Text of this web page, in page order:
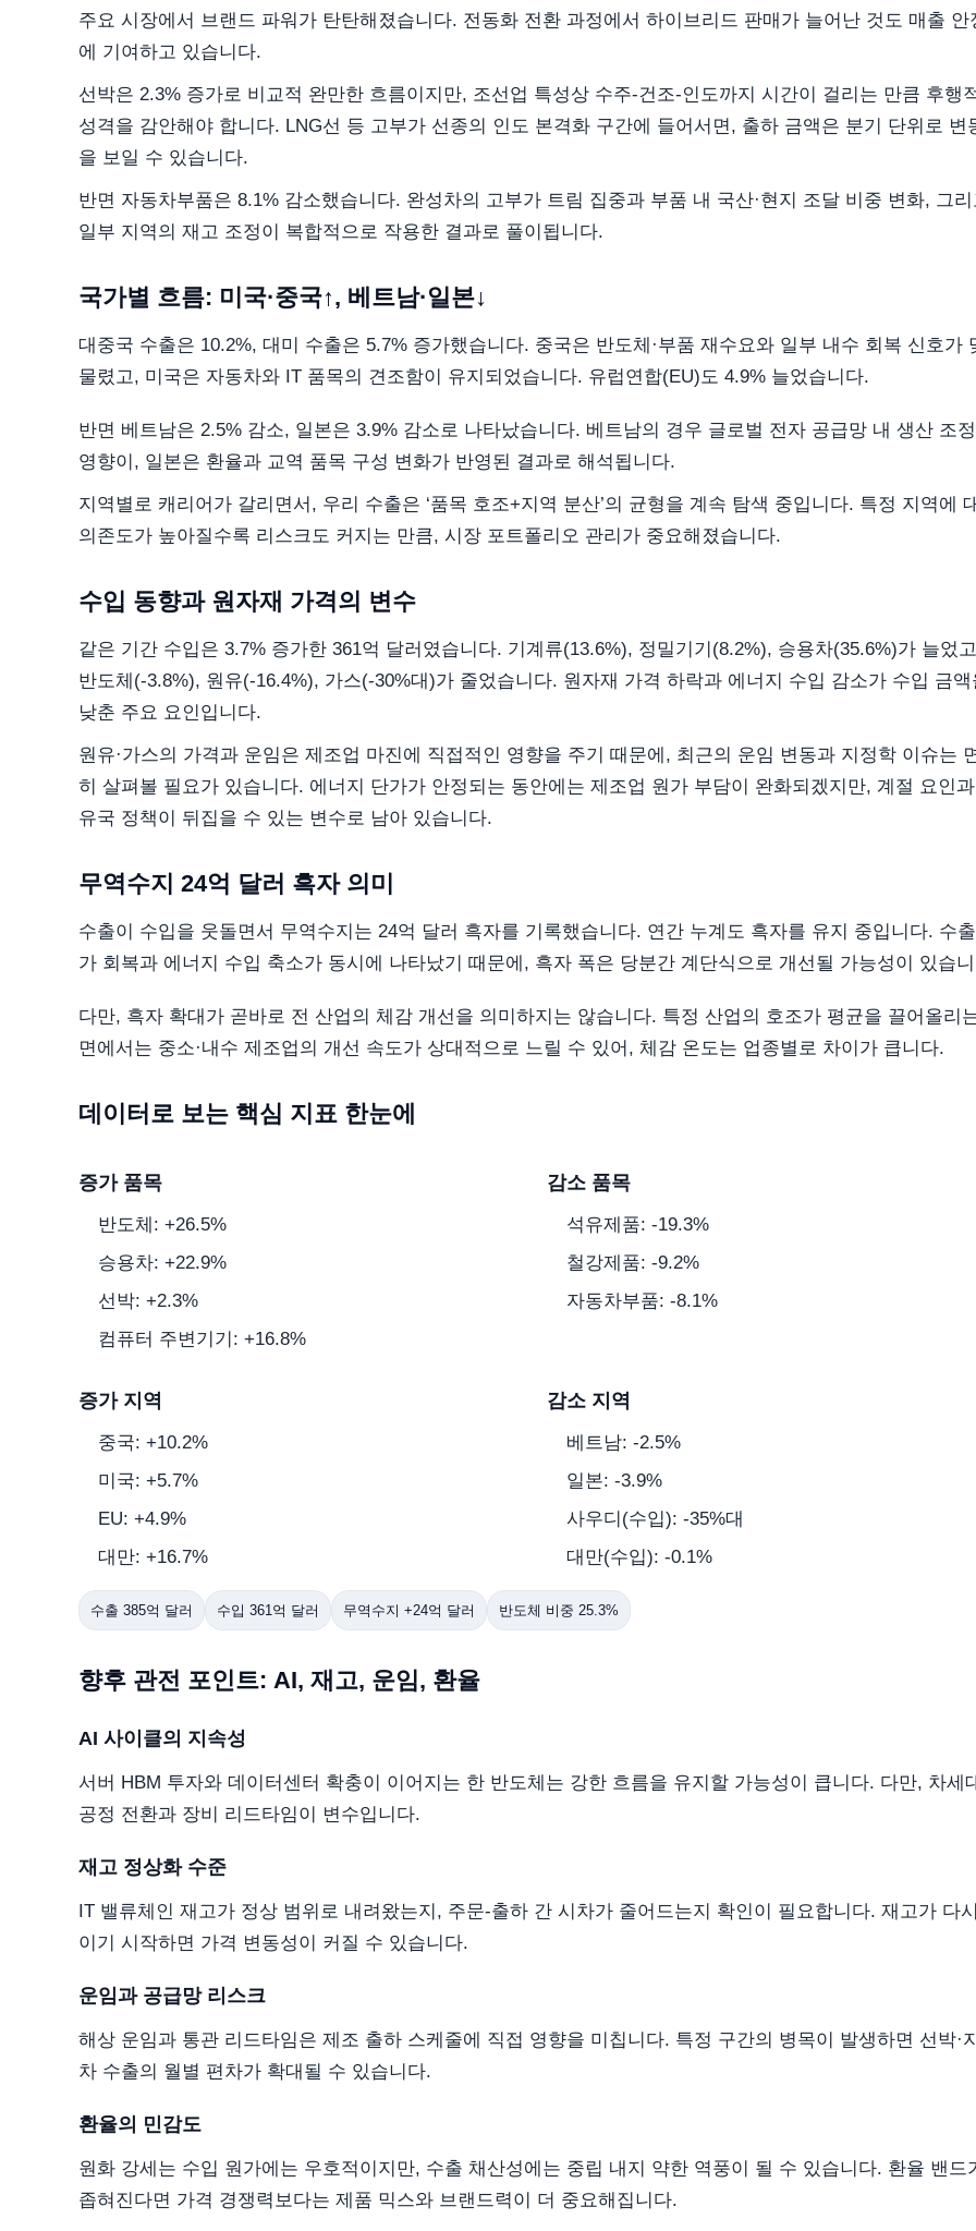
주요 시장에서 브랜드 파워가 탄탄해졌습니다. 전동화 전환 과정에서 하이브리드 판매가 늘어난 것도 매출 안
에 기여하고 있습니다.
선박은 2.3% 증가로 비교적 완만한 흐름이지만, 조선업 특성상 수주-건조-인도까지 시간이 걸리는 만큼 후행
성격을 감안해야 합니다. LNG선 등 고부가 선종의 인도 본격화 구간에 들어서면, 출하 금액은 분기 단위로 변
을 보일 수 있습니다.
반면 자동차부품은 8.1% 감소했습니다. 완성차의 고부가 트림 집중과 부품 내 국산·현지 조달 비중 변화, 그리
일부 지역의 재고 조정이 복합적으로 작용한 결과로 풀이됩니다.
국가별 흐름: 미국·중국↑, 베트남·일본↓
대중국 수출은 10.2%, 대미 수출은 5.7% 증가했습니다. 중국은 반도체·부품 재수요와 일부 내수 회복 신호가
물렸고, 미국은 자동차와 IT 품목의 견조함이 유지되었습니다. 유럽연합(EU)도 4.9% 늘었습니다.
반면 베트남은 2.5% 감소, 일본은 3.9% 감소로 나타났습니다. 베트남의 경우 글로벌 전자 공급망 내 생산 조정
영향이, 일본은 환율과 교역 품목 구성 변화가 반영된 결과로 해석됩니다.
지역별로 캐리어가 갈리면서, 우리 수출은 ‘품목 호조+지역 분산’의 균형을 계속 탐색 중입니다. 특정 지역에
의존도가 높아질수록 리스크도 커지는 만큼, 시장 포트폴리오 관리가 중요해졌습니다.
수입 동향과 원자재 가격의 변수
같은 기간 수입은 3.7% 증가한 361억 달러였습니다. 기계류(13.6%), 정밀기기(8.2%), 승용차(35.6%)가 늘었
반도체(-3.8%), 원유(-16.4%), 가스(-30%대)가 줄었습니다. 원자재 가격 하락과 에너지 수입 감소가 수입 금액
낮춘 주요 요인입니다.
원유·가스의 가격과 운임은 제조업 마진에 직접적인 영향을 주기 때문에, 최근의 운임 변동과 지정학 이슈는
히 살펴볼 필요가 있습니다. 에너지 단가가 안정되는 동안에는 제조업 원가 부담이 완화되겠지만, 계절 요인
유국 정책이 뒤집을 수 있는 변수로 남아 있습니다.
무역수지 24억 달러 흑자 의미
수출이 수입을 웃돌면서 무역수지는 24억 달러 흑자를 기록했습니다. 연간 누계도 흑자를 유지 중입니다. 수
가 회복과 에너지 수입 축소가 동시에 나타났기 때문에, 흑자 폭은 당분간 계단식으로 개선될 가능성이 있습
다만, 흑자 확대가 곧바로 전 산업의 체감 개선을 의미하지는 않습니다. 특정 산업의 호조가 평균을 끌어올리
면에서는 중소·내수 제조업의 개선 속도가 상대적으로 느릴 수 있어, 체감 온도는 업종별로 차이가 큽니다.
데이터로 보는 핵심 지표 한눈에
증가 품목
반도체: +26.5%
승용차: +22.9%
선박: +2.3%
컴퓨터 주변기기: +16.8%
감소 품목
석유제품: -19.3%
철강제품: -9.2%
자동차부품: -8.1%
증가 지역
중국: +10.2%
미국: +5.7%
EU: +4.9%
대만: +16.7%
감소 지역
베트남: -2.5%
일본: -3.9%
사우디(수입): -35%대
대만(수입): -0.1%
수출 385억 달러 수입 361억 달러 무역수지 +24억 달러 반도체 비중 25.3%
향후 관전 포인트: AI, 재고, 운임, 환율
AI 사이클의 지속성
서버 HBM 투자와 데이터센터 확충이 이어지는 한 반도체는 강한 흐름을 유지할 가능성이 큽니다. 다만, 차세
공정 전환과 장비 리드타임이 변수입니다.
재고 정상화 수준
IT 밸류체인 재고가 정상 범위로 내려왔는지, 주문-출하 간 시차가 줄어드는지 확인이 필요합니다. 재고가 다
이기 시작하면 가격 변동성이 커질 수 있습니다.
운임과 공급망 리스크
해상 운임과 통관 리드타임은 제조 출하 스케줄에 직접 영향을 미칩니다. 특정 구간의 병목이 발생하면 선박·
차 수출의 월별 편차가 확대될 수 있습니다.
환율의 민감도
원화 강세는 수입 원가에는 우호적이지만, 수출 채산성에는 중립 내지 약한 역풍이 될 수 있습니다. 환율 밴드
좁혀진다면 가격 경쟁력보다는 제품 믹스와 브랜드력이 더 중요해집니다.